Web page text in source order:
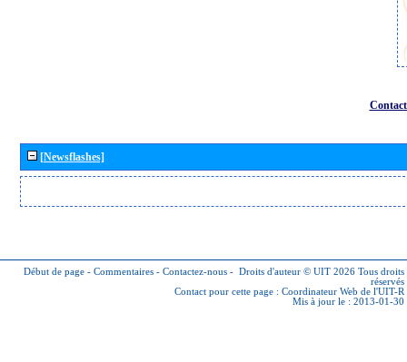
[Newsflashes]
Début de page - Commentaires - Contactez-nous - Droits d'auteur © UIT 2026 Tous droits
réservés
Contact pour cette page : Coordinateur Web de l'UIT-R
Mis à jour le : 2013-01-30